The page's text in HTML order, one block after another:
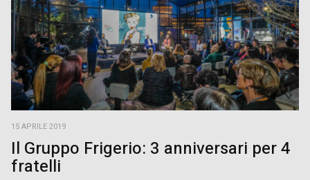
15 APRILE 2019
Il Gruppo Frigerio: 3 anniversari per 4
fratelli